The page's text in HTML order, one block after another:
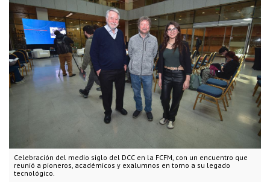
Celebración del medio siglo del DCC en la FCFM, con un encuentro que
reunió a pioneros, académicos y exalumnos en torno a su legado
tecnológico.